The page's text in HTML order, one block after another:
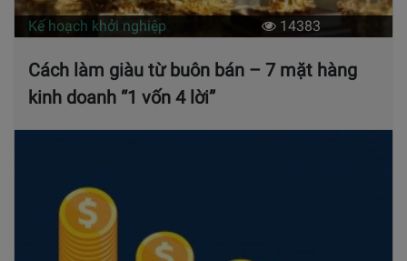
Kế hoạch khởi nghiệp 14383
Cách làm giàu từ buôn bán – 7 mặt hàng
kinh doanh “1 vốn 4 lời”